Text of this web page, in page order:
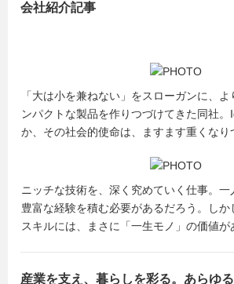
会社紹介記事
「大は小を兼ねない」をスローガンに、
ンパクトな製品を作りつづけてきた同社
か、その社会的使命は、ますます重くなり
ニッチな技術を、深く究めていく仕事。一
豊富な経験を積む必要があるだろう。しか
スキルには、まさに「一生モノ」の価値が
産業を支え、暮らしを彩る。あらゆ